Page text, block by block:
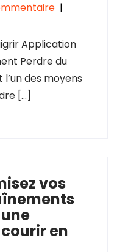
|
Application
Perdre du
des moyens
[…]
vos
en